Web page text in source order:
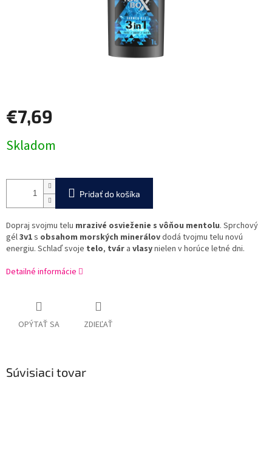
€7,69
cena:
Skladom
Pridať do košíka
Dopraj svojmu telu mrazivé osvieženie s vôňou mentolu. Sprchový
gél3v1s obsahom morských minerálovdodá tvojmu telu novú
energiu. Schlaď svoje telo, tvár a vlasynielen v horúce letné dni.
Detailné informácie
OPÝTAŤ SA ZDIEĽAŤ
Súvisiaci tovar